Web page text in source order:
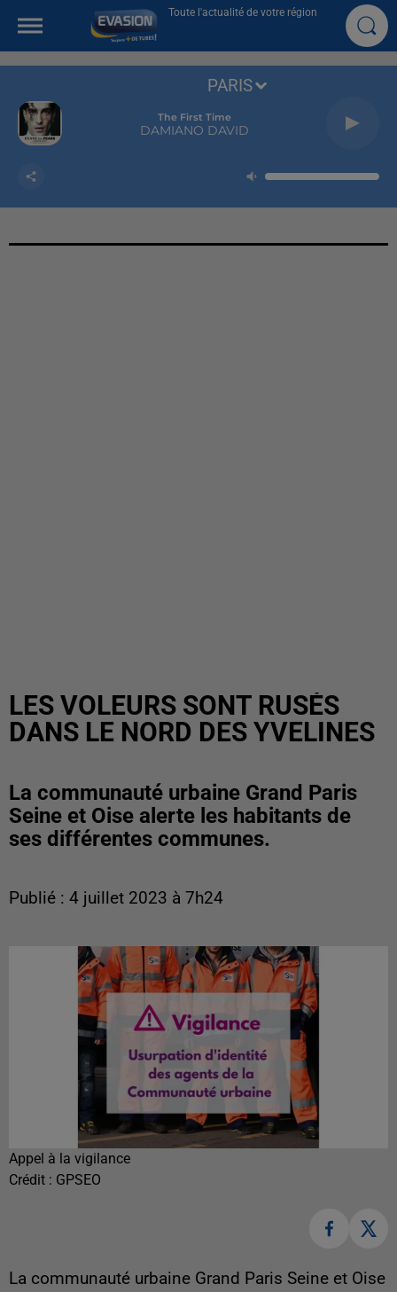
Toute l'actualité de votre région
The First Time
DAMIANO DAVID
PARIS
LES VOLEURS SONT RUSÉS
DANS LE NORD DES YVELINES
La communauté urbaine Grand Paris
Seine et Oise alerte les habitants de
ses différentes communes.
Publié : 4 juillet 2023 à 7h24
Appel à la vigilance
Crédit : GPSEO
La communauté urbaine Grand Paris Seine et Oise